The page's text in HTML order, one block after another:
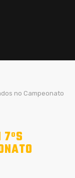
no Campeonato
7ºS